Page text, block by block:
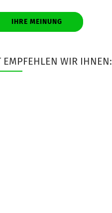
IHRE MEINUNG
EMPFEHLEN WIR IHNEN: